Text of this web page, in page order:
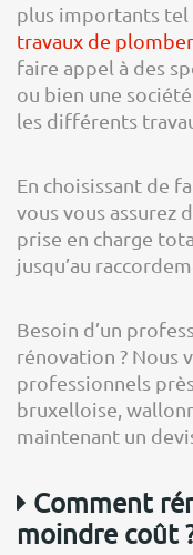
plus importants tel
travaux de
faire appel à des
ou bien une
les différents
En choisissant de
vous vous assurez
prise en charge
jusqu’au
Besoin d’un
rénovation ? Nous
professionnels
bruxelloise,
maintenant un
Comment
moindre coût